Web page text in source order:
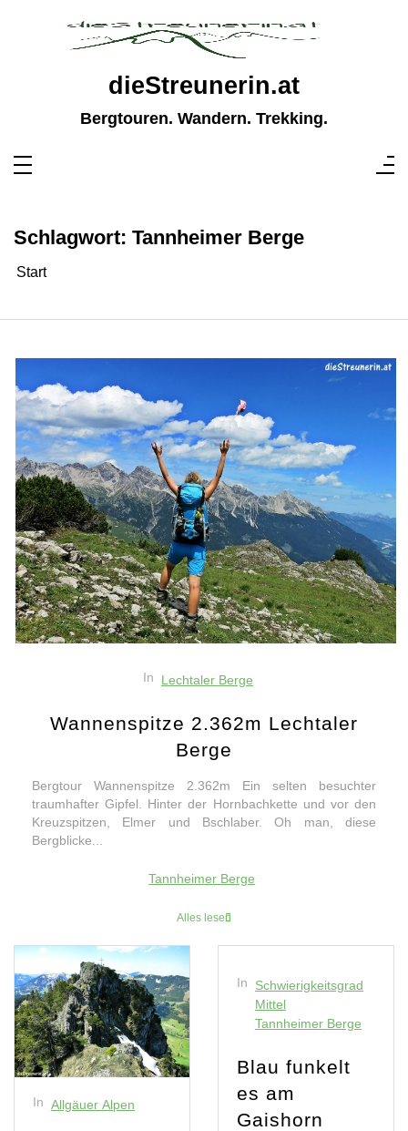
dieStreunerin.at
Bergtouren. Wandern. Trekking.
Schlagwort: Tannheimer Berge
Start
In Lechtaler Berge
Wannenspitze 2.362m Lechtaler
Berge
Bergtour Wannenspitze 2.362m Ein selten besuchter
traumhafter Gipfel. Hinter der Hornbachkette und vor den
Kreuzspitzen, Elmer und Bschlaber. Oh man, diese
Bergblicke...
Tannheimer Berge
Alles lesen
In Allgäuer Alpen
In
Schwierigkeitsgrad
Mittel
Tannheimer Berge
Blau funkelt
es am
Gaishorn